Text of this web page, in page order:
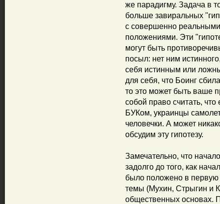
же парадигму. Задача в
больше завиральных
с совершенно
положениями. Эти
могут быть
посыл: нет ним
себя истинным или
для себя, что Боинг
то это может быть ваше
собой право считать,
БУКом, украинцы
человечки. А может
обсудим эту гипотезу.
Замечательно, что
задолго до того, как
было положено в первую
темы (Мухин, Стрыгин и
общественных основах.